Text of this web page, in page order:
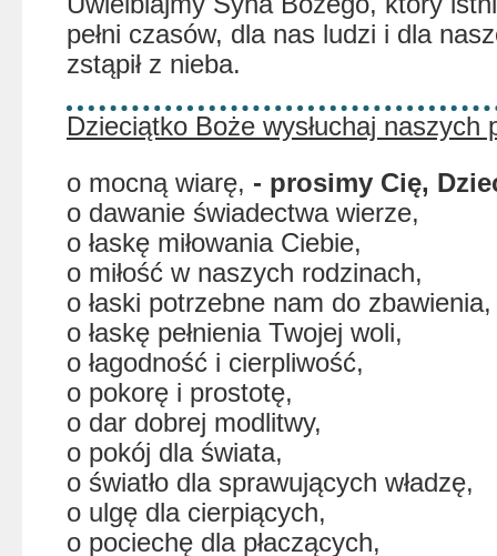
pełni czasów, dla nas ludzi i dla
zstąpił z nieba.
Dzieciątko Boże wysłuchaj naszych
o mocną wiarę, - prosimy Cię,
o dawanie świadectwa wierze,
o łaskę miłowania Ciebie,
o miłość w naszych rodzinach,
o łaski potrzebne nam do zbawienia,
o łaskę pełnienia Twojej woli,
o łagodność i cierpliwość,
o pokorę i prostotę,
o dar dobrej modlitwy,
o pokój dla świata,
o światło dla sprawujących władzę,
o ulgę dla cierpiących,
o pociechę dla płaczących,